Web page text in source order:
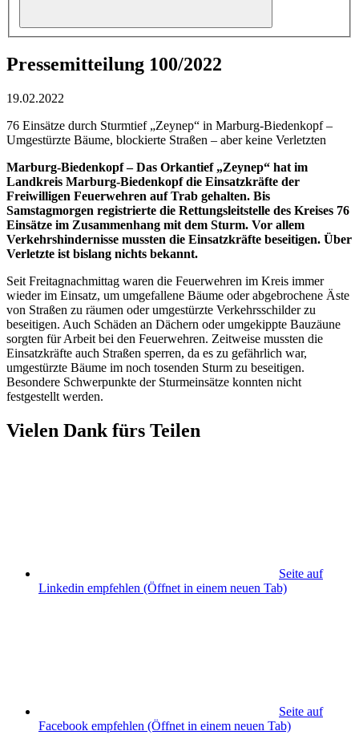
Pressemitteilung 100/2022
19.02.2022
76 Einsätze durch Sturmtief „Zeynep“ in Marburg-Biedenkopf –
Umgestürzte Bäume, blockierte Straßen – aber keine Verletzten
Marburg-Biedenkopf – Das Orkantief „Zeynep“ hat im
Landkreis Marburg-Biedenkopf die Einsatzkräfte der
Freiwilligen Feuerwehren auf Trab gehalten. Bis
Samstagmorgen registrierte die Rettungsleitstelle des Kreises 76
Einsätze im Zusammenhang mit dem Sturm. Vor allem
Verkehrshindernisse mussten die Einsatzkräfte beseitigen. Über
Verletzte ist bislang nichts bekannt.
Seit Freitagnachmittag waren die Feuerwehren im Kreis immer
wieder im Einsatz, um umgefallene Bäume oder abgebrochene Äste
von Straßen zu räumen oder umgestürzte Verkehrsschilder zu
beseitigen. Auch Schäden an Dächern oder umgekippte Bauzäune
sorgten für Arbeit bei den Feuerwehren. Zeitweise mussten die
Einsatzkräfte auch Straßen sperren, da es zu gefährlich war,
umgestürzte Bäume im noch tosenden Sturm zu beseitigen.
Besondere Schwerpunkte der Sturmeinsätze konnten nicht
festgestellt werden.
Vielen Dank fürs Teilen
Seite auf
Linkedin empfehlen (Öffnet in einem neuen Tab)
Seite auf
Facebook empfehlen (Öffnet in einem neuen Tab)